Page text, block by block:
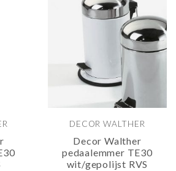
DECOR WALTHER
Decor Walther
pedaalemmer TE30
wit/gepolijst RVS